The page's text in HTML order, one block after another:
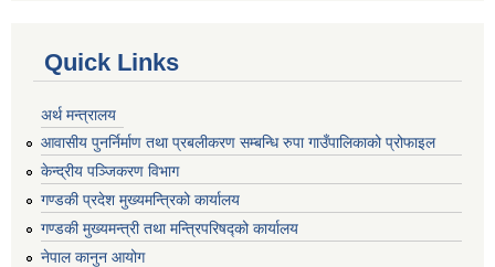
Quick Links
अर्थ मन्त्रालय
आवासीय पुनर्निर्माण तथा प्रबलीकरण सम्बन्धि रुपा गाउँपालिकाको प्रोफाइल
केन्द्रीय पञ्जिकरण विभाग
गण्डकी प्रदेश मुख्यमन्त्रिको कार्यालय
गण्डकी मुख्यमन्त्री तथा मन्त्रिपरिषद्को कार्यालय
नेपाल कानुन आयोग